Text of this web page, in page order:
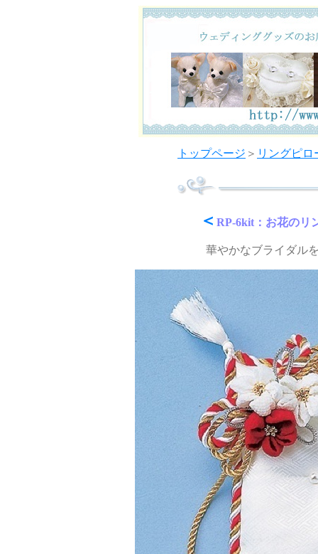
トップページ ＞ リングピロ
＜ RP-6kit ：お花の
華やかなブライダル